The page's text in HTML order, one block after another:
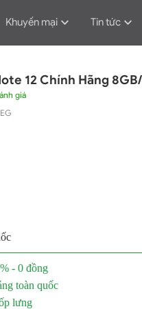
Khuyến mại Tin tức
12 Chính Hãng
giá
- 0 đồng
toàn quốc
lưng